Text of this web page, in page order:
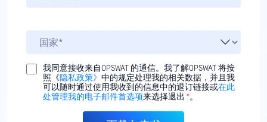
我同意接收来自OPSWAT 的通信。我了解OPSWAT 将按
照《隐私政策》 中的规定处理我的相关数据，并且我
可以随时通过使用我收到的信息中的退订链接或在此
处管理我的电子邮件首选项来选择退出 *。